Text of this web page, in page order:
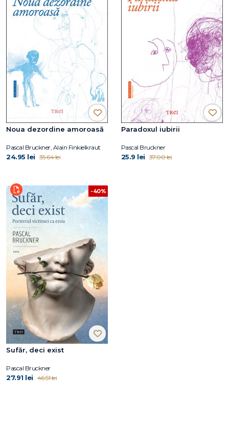
Noua dezordine amoroasă
Pascal Bruckner, Alain Finkielkraut
24.95 lei 35.64 lei
Paradoxul iubirii
Pascal Bruckner
25.9 lei 37.00 lei
-40%
Sufăr, deci exist
Pascal Bruckner
27.91 lei 46.51 lei